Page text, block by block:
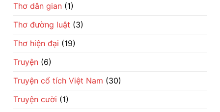
Thơ dân gian (1)
Thơ đường luật (3)
Thơ hiện đại (19)
Truyện (6)
Truyện cổ tích Việt Nam (30)
Truyện cười (1)